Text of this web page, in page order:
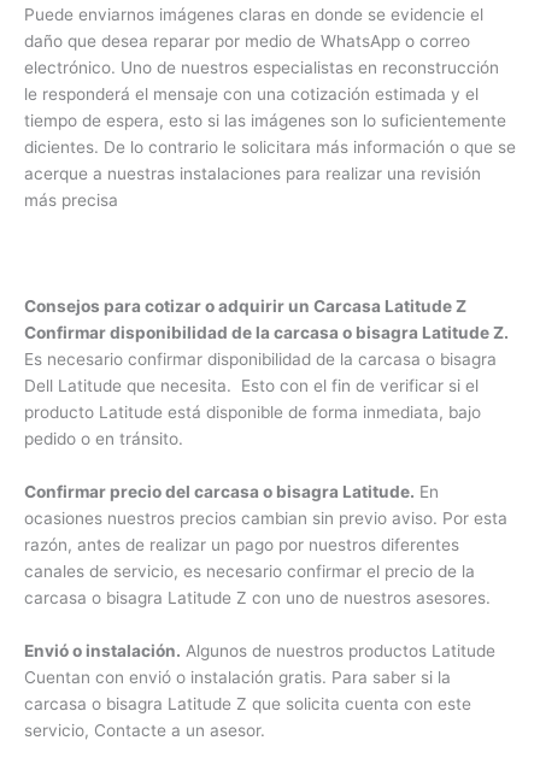
Vía WhatsApp o correo electrónico.Puede comunicarse
con nosotros por diferentes medios. Estos medios también
facilitan la cotización o el presupuesto de la reconstrucción
de su computador portátil Dell Latitude.
Puede enviarnos imágenes claras en donde se evidencie el
daño que desea reparar por medio de WhatsApp o correo
electrónico. Uno de nuestros especialistas en
información o que se acerque a nuestras instalaciones para
realizar una revisión más precisa
Consejos para cotizar o adquirir un Carcasa Latitude Z
Z.Es necesario confirmar disponibilidad de la carcasa o
bisagra Dell Latitude que necesita. Esto con el fin de
verificar si el producto Latitude está disponible de forma
inmediata, bajo pedido o en tránsito.
ocasiones nuestros precios cambian sin previo aviso. Por
esta razón, antes de realizar un pago por nuestros diferentes
canales de servicio, es necesario confirmar el precio de la
carcasa o bisagra Latitude Z con uno de nuestros asesores.
¿Necesitas un experto?
Comunícate con nosotros